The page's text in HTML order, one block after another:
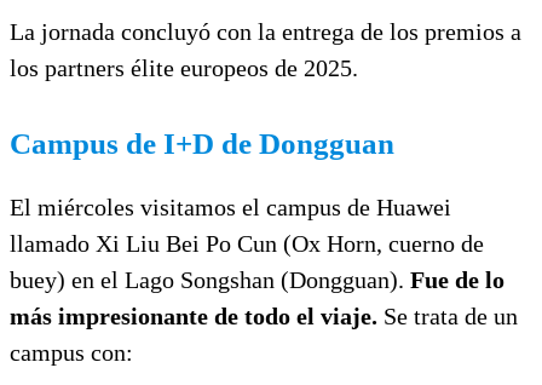
La jornada concluyó con la entrega de los premios a
los partners élite europeos de 2025.
Campus de I+D de Dongguan
El miércoles visitamos el campus de Huawei
llamado Xi Liu Bei Po Cun (Ox Horn, cuerno de
buey) en el Lago Songshan (Dongguan). Fue de lo
más impresionante de todo el viaje. Se trata de un
campus con: